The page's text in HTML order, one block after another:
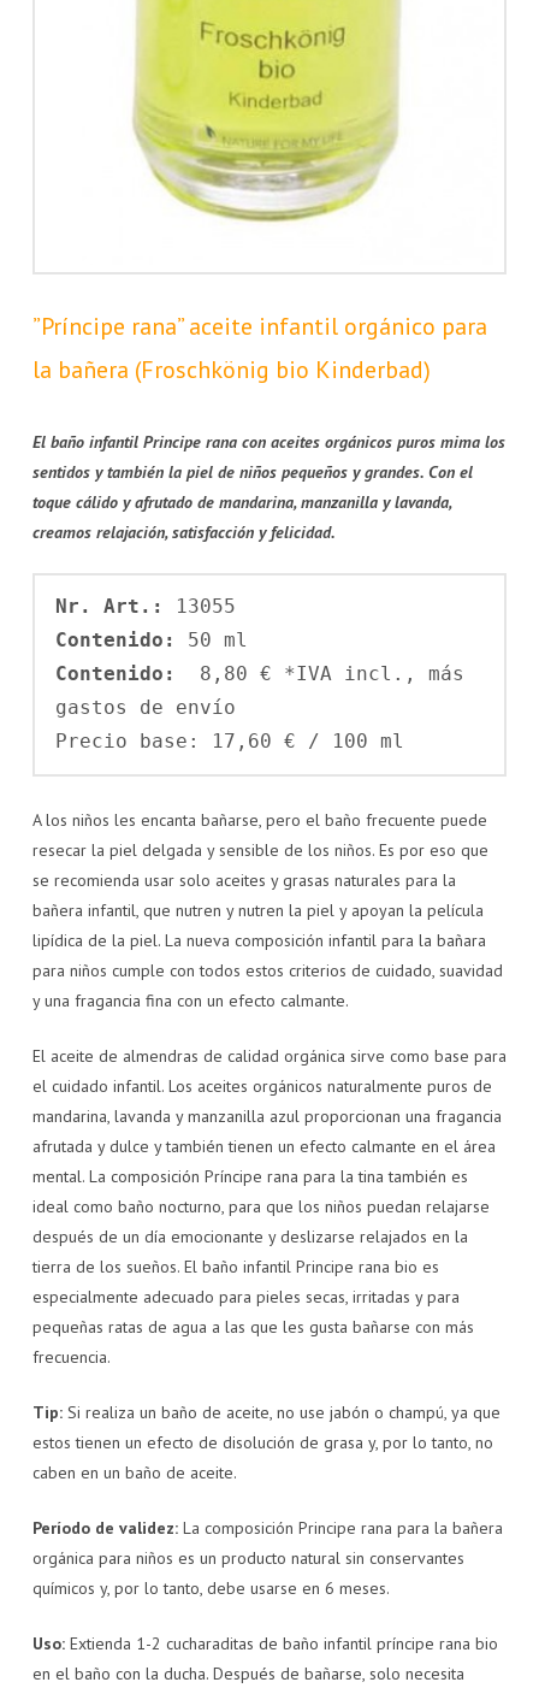
”Príncipe rana” aceite infantil orgánico para
la bañera (Froschkönig bio Kinderbad)
El baño infantil Principe rana con aceites orgánicos puros mima los
sentidos y también la piel de niños pequeños y grandes. Con el
toque cálido y afrutado de mandarina, manzanilla y lavanda,
creamos relajación, satisfacción y felicidad.
Nr. Art.:
Contenido:
Contenido: 8,80 € *IVA incl., más
gastos de envío
Precio base: 17,60 € / 100 ml
A los niños les encanta bañarse, pero el baño frecuente puede
resecar la piel delgada y sensible de los niños. Es por eso que
se recomienda usar solo aceites y grasas naturales para la
bañera infantil, que nutren y nutren la piel y apoyan la película
lipídica de la piel. La nueva composición infantil para la bañara
para niños cumple con todos estos criterios de cuidado, suavidad
y una fragancia fina con un efecto calmante.
El aceite de almendras de calidad orgánica sirve como base para
el cuidado infantil. Los aceites orgánicos naturalmente puros de
mandarina, lavanda y manzanilla azul proporcionan una fragancia
afrutada y dulce y también tienen un efecto calmante en el área
mental. La composición Príncipe rana para la tina también es
ideal como baño nocturno, para que los niños puedan relajarse
después de un día emocionante y deslizarse relajados en la
tierra de los sueños. El baño infantil Principe rana bio es
especialmente adecuado para pieles secas, irritadas y para
pequeñas ratas de agua a las que les gusta bañarse con más
frecuencia.
Tip: Si realiza un baño de aceite, no use jabón o champú, ya que
estos tienen un efecto de disolución de grasa y, por lo tanto, no
caben en un baño de aceite.
Período de validez: La composición Principe rana para la bañera
orgánica para niños es un producto natural sin conservantes
químicos y, por lo tanto, debe usarse en 6 meses.
Uso: Extienda 1-2 cucharaditas de baño infantil príncipe rana bio
en el baño con la ducha. Después de bañarse, solo necesita